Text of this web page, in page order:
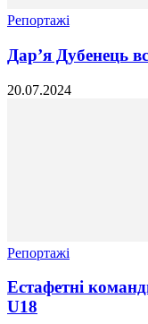
Репортажі
Дар’я Дубенець
20.07.2024
Репортажі
Естафетні
U18